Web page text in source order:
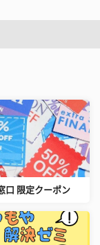
口 限定クーポン